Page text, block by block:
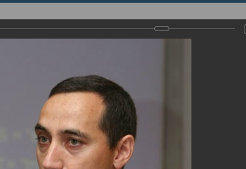
ИНСТИТУТ English page
of Magnetic Resonance” и церемонии вручения